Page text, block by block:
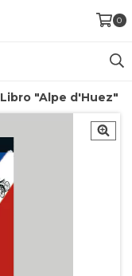
0
Libro "Alpe d'Huez"